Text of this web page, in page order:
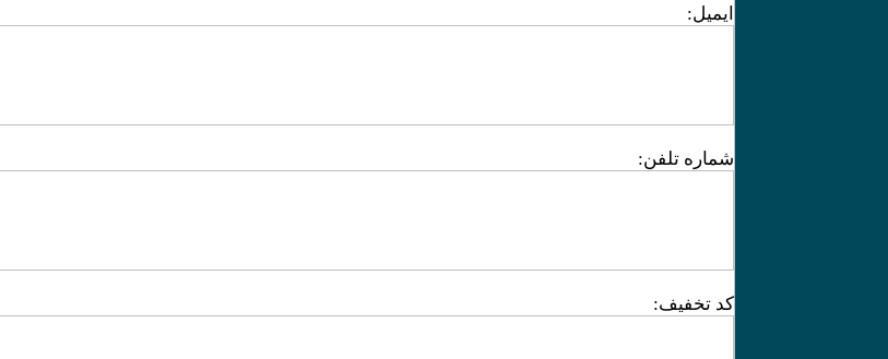
ایمیل:
شماره تلفن:
کد تخفیف: